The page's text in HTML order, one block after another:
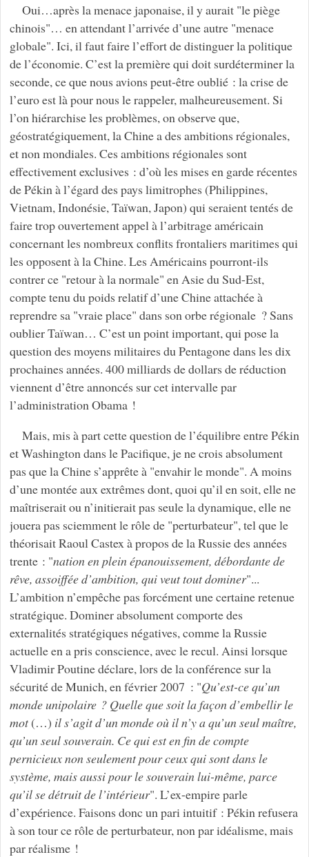
Oui…après la menace japonaise, il y aurait "le piège
chinois"… en attendant l’arrivée d’une autre "menace
globale". Ici, il faut faire l’effort de distinguer la politique
de l’économie. C’est la première qui doit surdéterminer la
seconde, ce que nous avions peut-être oublié : la crise de
l’euro est là pour nous le rappeler, malheureusement. Si
l’on hiérarchise les problèmes, on observe que,
géostratégiquement, la Chine a des ambitions régionales,
et non mondiales. Ces ambitions régionales sont
effectivement exclusives : d’où les mises en garde récentes
de Pékin à l’égard des pays limitrophes (Philippines,
Vietnam, Indonésie, Taïwan, Japon) qui seraient tentés de
faire trop ouvertement appel à l’arbitrage américain
concernant les nombreux conflits frontaliers maritimes qui
les opposent à la Chine. Les Américains pourront-ils
contrer ce "retour à la normale" en Asie du Sud-Est,
compte tenu du poids relatif d’une Chine attachée à
reprendre sa "vraie place" dans son orbe régionale ? Sans
oublier Taïwan… C’est un point important, qui pose la
question des moyens militaires du Pentagone dans les dix
prochaines années. 400 milliards de dollars de réduction
viennent d’être annoncés sur cet intervalle par
l’administration Obama !
Mais, mis à part cette question de l’équilibre entre Pékin
et Washington dans le Pacifique, je ne crois absolument
pas que la Chine s’apprête à "envahir le monde". A moins
d’une montée aux extrêmes dont, quoi qu’il en soit, elle ne
maîtriserait ou n’initierait pas seule la dynamique, elle ne
jouera pas sciemment le rôle de "perturbateur", tel que le
théorisait Raoul Castex à propos de la Russie des années
trente : "nation en plein épanouissement, débordante de
rêve, assoiffée d’ambition, qui veut tout dominer"...
L’ambition n’empêche pas forcément une certaine retenue
stratégique. Dominer absolument comporte des
externalités stratégiques négatives, comme la Russie
actuelle en a pris conscience, avec le recul. Ainsi lorsque
Vladimir Poutine déclare, lors de la conférence sur la
sécurité de Munich, en février 2007 : "Qu’est-ce qu’un
monde unipolaire ? Quelle que soit la façon d’embellir le
mot(…) il s’agit d’un monde où il n’y a qu’un seul maître,
qu’un seul souverain. Ce qui est en fin de compte
pernicieux non seulement pour ceux qui sont dans le
système, mais aussi pour le souverain lui-même, parce
qu’il se détruit de l’intérieur". L’ex-empire parle
d’expérience. Faisons donc un pari intuitif : Pékin refusera
à son tour ce rôle de perturbateur, non par idéalisme, mais
par réalisme !